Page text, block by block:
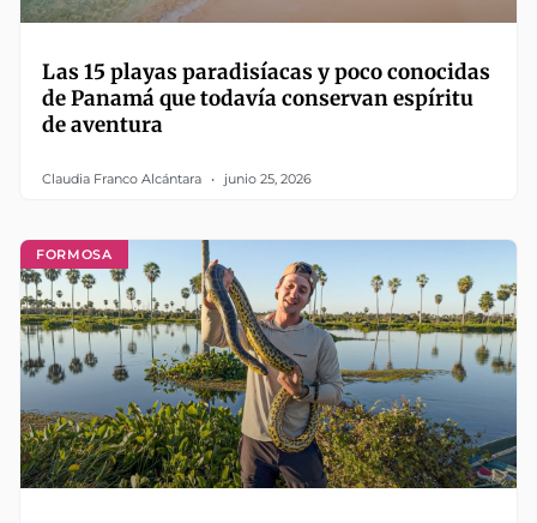
Las 15 playas paradisíacas y poco conocidas
de Panamá que todavía conservan espíritu
de aventura
Claudia Franco Alcántara junio 25, 2026
FORMOSA